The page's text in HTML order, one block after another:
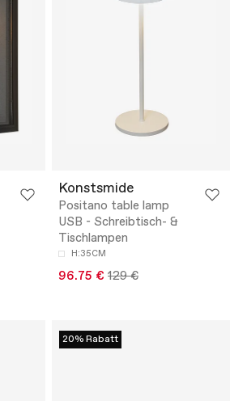
Konstsmide
Positano table lamp
USB - Schreibtisch- &
Tischlampen
H:35CM
96.75 € 129 €
20% Rabatt